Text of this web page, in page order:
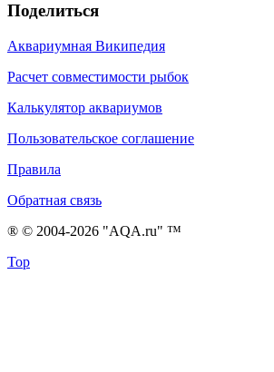
Поделиться
Аквариумная Википедия
Расчет совместимости рыбок
Калькулятор аквариумов
Пользовательское соглашение
Правила
Обратная связь
® © 2004-2026 "AQA.ru" ™
Top